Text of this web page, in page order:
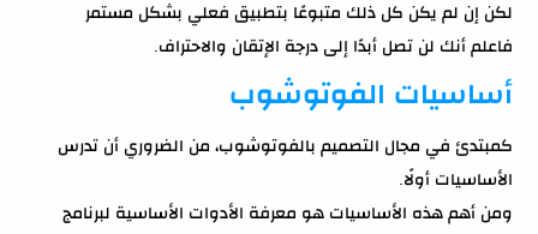
لكن إن لم يكن كل ذلك متبوعًا بتطبيق فعلي بشكل مستمر
فاعلم أنك لن تصل أبدًا إلى درجة الإتقان والاحتراف.
أساسيات الفوتوشوب
كمبتدئ في مجال التصميم بالفوتوشوب، من الضروري أن تدرس
الأساسيات أولًا.
ومن أهم هذه الأساسيات هو معرفة الأدوات الأساسية لبرنامج